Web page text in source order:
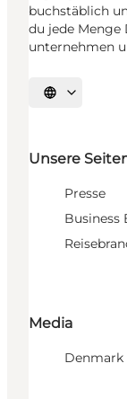
buchstäblich
du jede Menge
unternehmen
Sprache
Unsere
Presse
Business
Media
Denmark